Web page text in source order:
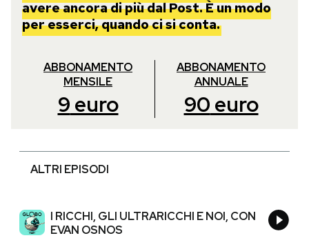
avere ancora di più dal Post. È un modo
per esserci, quando ci si conta.
ABBONAMENTO
MENSILE
9 euro
ABBONAMENTO
ANNUALE
90 euro
ALTRI EPISODI
I RICCHI, GLI ULTRARICCHI E NOI, CON
EVAN OSNOS